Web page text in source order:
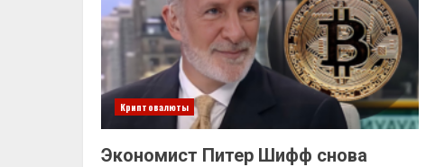
Криптовалюты
Экономист Питер Шифф снова